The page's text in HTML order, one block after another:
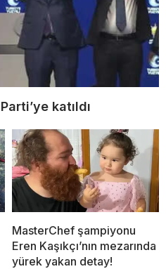
katıldı
MasterChef şampiyonu
Eren Kaşıkçı’nın mezarında
yürek yakan detay!